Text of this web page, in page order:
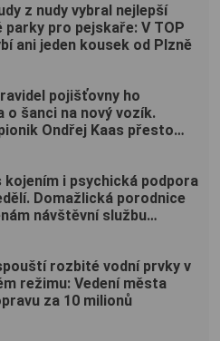
z nudy vybral nejlepší
parky pro pejskaře: V TOP
ani jeden kousek od Plzně
pojišťovny ho
o šanci na nový vozík.
Ondřej Kaas přesto
kojením i psychická podpora
Domažlická porodnice
návštěvní službu
rozbité vodní prvky v
režimu: Vedení města
za 10 milionů